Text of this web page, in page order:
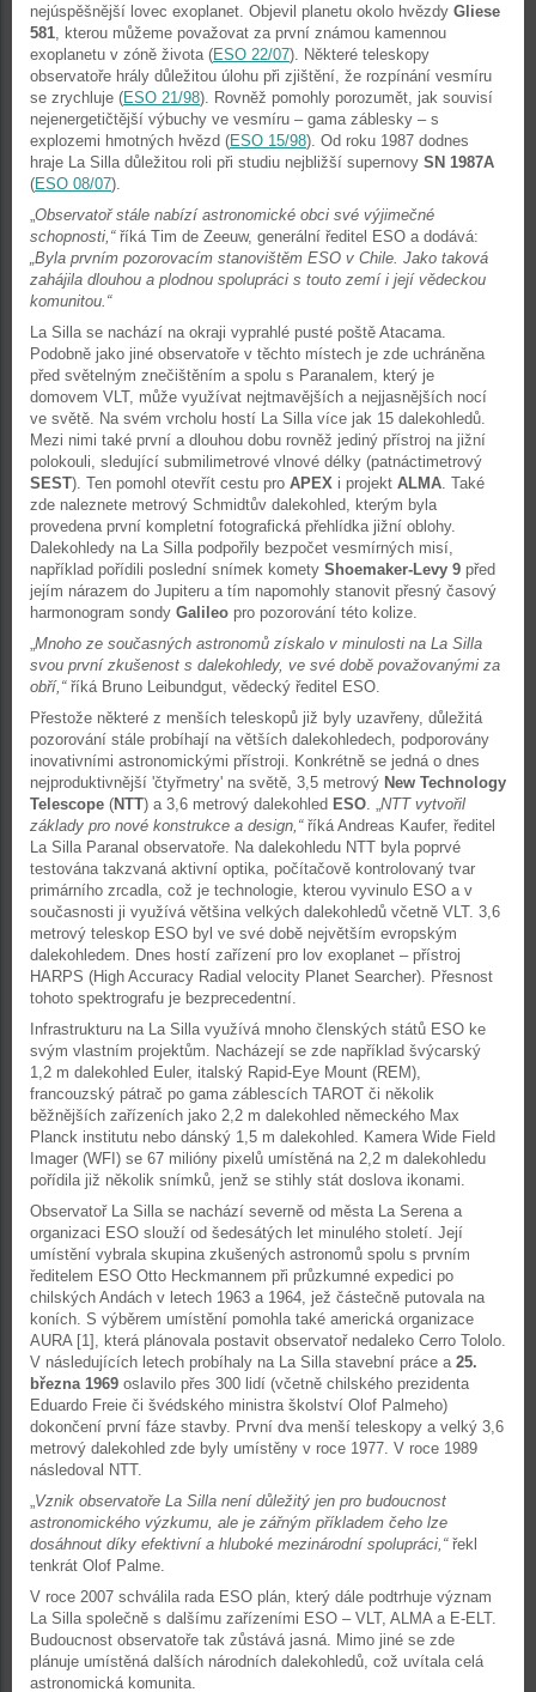
nejúspěšnější lovec exoplanet. Objevil planetu okolo hvězdy Gliese
581, kterou můžeme považovat za první známou kamennou
exoplanetu v zóně života (ESO 22/07). Některé teleskopy
observatoře hrály důležitou úlohu při zjištění, že rozpínání vesmíru
se zrychluje (ESO 21/98). Rovněž pomohly porozumět, jak souvisí
nejenergetičtější výbuchy ve vesmíru – gama záblesky – s
explozemi hmotných hvězd (ESO 15/98). Od roku 1987 dodnes
hraje La Silla důležitou roli při studiu nejbližší supernovy SN 1987A
(ESO 08/07).
„Observatoř stále nabízí astronomické obci své výjimečné
schopnosti,“říká Tim de Zeeuw, generální ředitel ESO a dodává:
„Byla prvním pozorovacím stanovištěm ESO v Chile. Jako taková
zahájila dlouhou a plodnou spolupráci s touto zemí i její vědeckou
komunitou.“
La Silla se nachází na okraji vyprahlé pusté poště Atacama.
Podobně jako jiné observatoře v těchto místech je zde uchráněna
před světelným znečištěním a spolu s Paranalem, který je
domovem VLT, může využívat nejtmavějších a nejjasnějších nocí
ve světě. Na svém vrcholu hostí La Silla více jak 15 dalekohledů.
Mezi nimi také první a dlouhou dobu rovněž jediný přístroj na jižní
polokouli, sledující submilimetrové vlnové délky (patnáctimetrový
SEST). Ten pomohl otevřít cestu pro APEX i projekt ALMA. Také
zde naleznete metrový Schmidtův dalekohled, kterým byla
provedena první kompletní fotografická přehlídka jižní oblohy.
Dalekohledy na La Silla podpořily bezpočet vesmírných misí,
například pořídili poslední snímek komety Shoemaker-Levy 9 před
jejím nárazem do Jupiteru a tím napomohly stanovit přesný časový
harmonogram sondy Galileo pro pozorování této kolize.
„Mnoho ze současných astronomů získalo v minulosti na La Silla
svou první zkušenost s dalekohledy, ve své době považovanými za
obří,“říká Bruno Leibundgut, vědecký ředitel ESO.
Přestože některé z menších teleskopů již byly uzavřeny, důležitá
pozorování stále probíhají na větších dalekohledech, podporovány
inovativními astronomickými přístroji. Konkrétně se jedná o dnes
nejproduktivnější 'čtyřmetry' na světě, 3,5 metrový New Technology
Telescope (NTT) a 3,6 metrový dalekohled ESO. „NTT vytvořil
základy pro nové konstrukce a design,“říká Andreas Kaufer, ředitel
La Silla Paranal observatoře. Na dalekohledu NTT byla poprvé
testována takzvaná aktivní optika, počítačově kontrolovaný tvar
primárního zrcadla, což je technologie, kterou vyvinulo ESO a v
současnosti ji využívá většina velkých dalekohledů včetně VLT. 3,6
metrový teleskop ESO byl ve své době největším evropským
dalekohledem. Dnes hostí zařízení pro lov exoplanet – přístroj
HARPS (High Accuracy Radial velocity Planet Searcher). Přesnost
tohoto spektrografu je bezprecedentní.
Infrastrukturu na La Silla využívá mnoho členských států ESO ke
svým vlastním projektům. Nacházejí se zde například švýcarský
1,2 m dalekohled Euler, italský Rapid-Eye Mount (REM),
francouzský pátrač po gama záblescích TAROT či několik
běžnějších zařízeních jako 2,2 m dalekohled německého Max
Planck institutu nebo dánský 1,5 m dalekohled. Kamera Wide Field
Imager (WFI) se 67 milióny pixelů umístěná na 2,2 m dalekohledu
pořídila již několik snímků, jenž se stihly stát doslova ikonami.
Observatoř La Silla se nachází severně od města La Serena a
organizaci ESO slouží od šedesátých let minulého století. Její
umístění vybrala skupina zkušených astronomů spolu s prvním
ředitelem ESO Otto Heckmannem při průzkumné expedici po
chilských Andách v letech 1963 a 1964, jež částečně putovala na
koních. S výběrem umístění pomohla také americká organizace
AURA [1], která plánovala postavit observatoř nedaleko Cerro Tololo.
V následujících letech probíhaly na La Silla stavební práce a 25.
března 1969 oslavilo přes 300 lidí (včetně chilského prezidenta
Eduardo Freie či švédského ministra školství Olof Palmeho)
dokončení první fáze stavby. První dva menší teleskopy a velký 3,6
metrový dalekohled zde byly umístěny v roce 1977. V roce 1989
následoval NTT.
„Vznik observatoře La Silla není důležitý jen pro budoucnost
astronomického výzkumu, ale je zářným příkladem čeho lze
dosáhnout díky efektivní a hluboké mezinárodní spolupráci,“řekl
tenkrát Olof Palme.
V roce 2007 schválila rada ESO plán, který dále podtrhuje význam
La Silla společně s dalšímu zařízeními ESO – VLT, ALMA a E-ELT.
Budoucnost observatoře tak zůstává jasná. Mimo jiné se zde
plánuje umístěná dalších národních dalekohledů, což uvítala celá
astronomická komunita.